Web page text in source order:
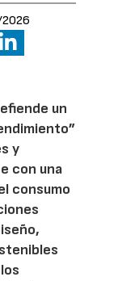
un
y
con una
consumo